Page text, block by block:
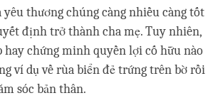
thương chúng càng nhiều càng tốt
định trở thành cha mẹ. Tuy nhiên,
chứng minh quyền lợi cố hữu nào
ví dụ về rùa biển đẻ trứng trên bờ rồi
sóc bản thân.